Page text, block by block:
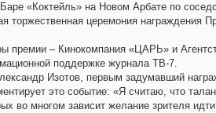
«Коктейль» на Новом Арбате по
торжественная церемония награждения
премии – Кинокомпания «ЦАРЬ» и
поддержке журнала ТВ-7.
Изотов, первым задумавший
это событие: «Я считаю, что
во многом зависит желание зрителя